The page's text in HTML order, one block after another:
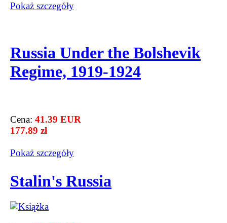
Pokaż szczegόły
Russia Under the Bolshevik
Regime, 1919-1924
Cena: 41.39 EUR
177.89 zł
Pokaż szczegόły
Stalin's Russia